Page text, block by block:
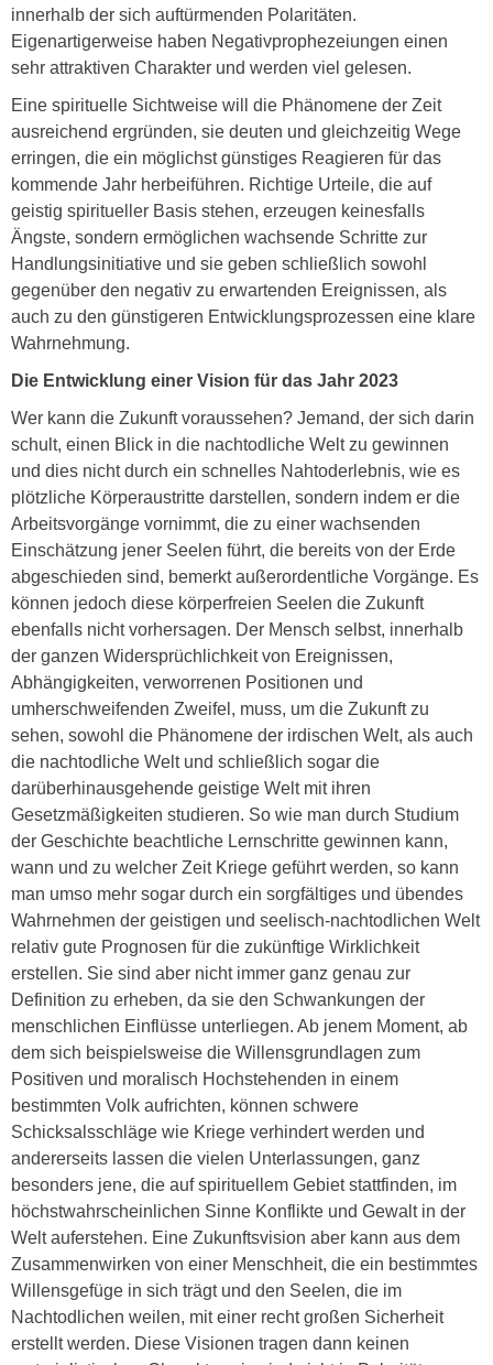
innerhalb der sich auftürmenden Polaritäten.
Eigenartigerweise haben Negativprophezeiungen einen
sehr attraktiven Charakter und werden viel gelesen.
Eine spirituelle Sichtweise will die Phänomene der Zeit
ausreichend ergründen, sie deuten und gleichzeitig Wege
erringen, die ein möglichst günstiges Reagieren für das
kommende Jahr herbeiführen. Richtige Urteile, die auf
geistig spiritueller Basis stehen, erzeugen keinesfalls
Ängste, sondern ermöglichen wachsende Schritte zur
Handlungsinitiative und sie geben schließlich sowohl
gegenüber den negativ zu erwartenden Ereignissen, als
auch zu den günstigeren Entwicklungsprozessen eine klare
Wahrnehmung.
Die Entwicklung einer Vision für das Jahr 2023
Wer kann die Zukunft voraussehen? Jemand, der sich darin
schult, einen Blick in die nachtodliche Welt zu gewinnen
und dies nicht durch ein schnelles Nahtoderlebnis, wie es
plötzliche Körperaustritte darstellen, sondern indem er die
Arbeitsvorgänge vornimmt, die zu einer wachsenden
Einschätzung jener Seelen führt, die bereits von der Erde
abgeschieden sind, bemerkt außerordentliche Vorgänge. Es
können jedoch diese körperfreien Seelen die Zukunft
ebenfalls nicht vorhersagen. Der Mensch selbst, innerhalb
der ganzen Widersprüchlichkeit von Ereignissen,
Abhängigkeiten, verworrenen Positionen und
umherschweifenden Zweifel, muss, um die Zukunft zu
sehen, sowohl die Phänomene der irdischen Welt, als auch
die nachtodliche Welt und schließlich sogar die
darüberhinausgehende geistige Welt mit ihren
Gesetzmäßigkeiten studieren. So wie man durch Studium
der Geschichte beachtliche Lernschritte gewinnen kann,
wann und zu welcher Zeit Kriege geführt werden, so kann
man umso mehr sogar durch ein sorgfältiges und übendes
Wahrnehmen der geistigen und seelisch-nachtodlichen Welt
relativ gute Prognosen für die zukünftige Wirklichkeit
erstellen. Sie sind aber nicht immer ganz genau zur
Definition zu erheben, da sie den Schwankungen der
menschlichen Einflüsse unterliegen. Ab jenem Moment, ab
dem sich beispielsweise die Willensgrundlagen zum
Positiven und moralisch Hochstehenden in einem
bestimmten Volk aufrichten, können schwere
Schicksalsschläge wie Kriege verhindert werden und
andererseits lassen die vielen Unterlassungen, ganz
besonders jene, die auf spirituellem Gebiet stattfinden, im
höchstwahrscheinlichen Sinne Konflikte und Gewalt in der
Welt auferstehen. Eine Zukunftsvision aber kann aus dem
Zusammenwirken von einer Menschheit, die ein bestimmtes
Willensgefüge in sich trägt und den Seelen, die im
Nachtodlichen weilen, mit einer recht großen Sicherheit
erstellt werden. Diese Visionen tragen dann keinen